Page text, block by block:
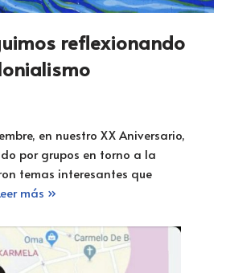
reflexionando
en nuestro XX Aniversario,
por grupos en torno a la
temas interesantes que
más »